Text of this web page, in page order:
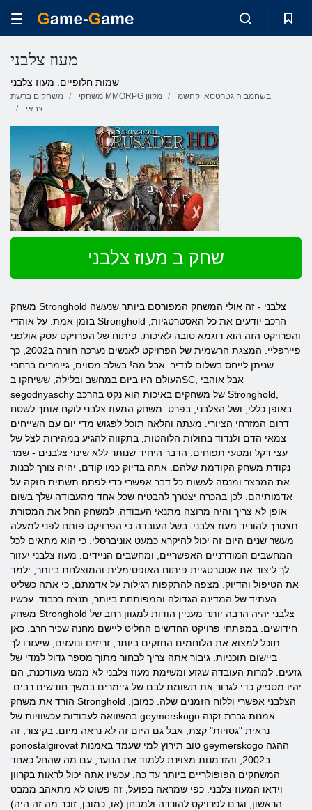
מעוז צלבני
שמות חלופיים: מעוז צלבני
משחקים ברשת משחקי MMORPG מקוון
בשחמב היגטרטסא יקחשמ
צבאי
שחק ב מעוז צלבני
משחק Stronghold צלבני - זה אולי המשחק המפורסם ביותר שנעשה
בזמן אמת. על אוהדי Stronghold הרכב יודעים את כל האסטרטגיות,
והפרויקט הזה הוא דוגמא טובה לאיכות. פיתוח של הפרויקט עסק אולפני
פיירפליי. המצגת הרשמית של הפרויקט לאנשים נערכה חזרה ב2002, כך
שניתן לייחס בשלום לנדיר. אבל מה! בשלב מסוים, גיימרים ברחבי
העולם היו ביום במחשב ובלילה, ששיחקו בSC, אבל אוהבי
segodnyaschy של משחקים באיכות הוא נקט בהרכב Stronghold,
באופן כללי, ושל הצלבני, בפרט. משחק המעוז צלבני לוקח אותך לשטח
דרום המזרחי הציורי. מעתה והלאה תוכל לפגוש מדי יום עם השייחים
צמאי הדם ולנדוד בחולות הלוהטות, בתקווה להגיע במהירות לצל של
עצי דקל ומטעי תפוחים. הדבר היחיד שנותר ללא שינוי צלבנים - שמר
נקודת משחק הקודמת שלהם. אתה בדיוק כמו קודם, יהיה צורך לבנות
את המבצר ומנסה לעשות כל דבר אפשרי כדי לפתח תשתית חזקה על
אדמותיהם. לכן בהכרח יצטרך להבטיח שכל אחד מהעבודה שלך בשום
אופן לא צריך והיה מרוצה מתנאי העבודה. למשחק החל את המסורת
תצטרך להוריד מעוז צלבני. בשל העובדה כי הפרויקט פותח לפני למעלה
מעשר שנים היום זה יכול להיקרא כמעט אוניברסלי. כי הוא מתאים לכל
המחשבים המודרניים האפשריים, ומחשבים הניידים. מעוז צלבני יעזור
לך ליצור את אסטרטגיית פיתוח האופטימלית והמוצלחת ביותר, ילמד
את הטיפול והדיוק. מצפה להתקפות רגילות על אדמתם, כי אתה כשליט
העתיד של המדינה הגדולה והמפותחת ביותר, תנצח בכבוד. עכשיו
משחק Stronghold צלבני יהיה הרבה יותר מעניין הודות למגוון רחב של
חידושים. במפתחי פרויקט החדשים החליט ליישם מחנה שכיר חרב. כאן
תוכל למצוא את הלוחמים החזקים ביותר, זריזים ונועזים, שיעזרו לך
ביישום תוכניות. גיבור אתה צריך לבחור מתוך מספר גדול למדי של
גזעים. למרות העובדה שגזע ומשימת מעוז צלבני לא ממש מעודכנת, הם
יהיו מספיק כדי לגרור את תשומת לבם של גיימרים במשך חודשים רבים.
הורד את משחק Stronghold הצלבני אפשרי וללוח הזמנים שלה. כמובן,
בהשוואה לעבודות עכשוויות של geymerskogo אמנות גברת זקנה
נראית "גסויות" קצת, אבל גם היום זה לא נראה מיום. בקיצור, זה
ponostalgirovat טוב תירוץ למי שעמד באמנות geymerskogo ההגה
ב2002, והזדמנות מצוינת ללמוד את הנוער, עם מה שהחל כאחד
המשחקים הפופולריים ביותר עד כה. עכשיו אתה יכול לראות בקרוון
וידאו המעוז צלבני. כפי שמראה בפועל, זה פשוט לא מתאהב ממבט
הראשון, וגרם לפרויקט להורדה ולמבחן (או, כמובן, זוכר מה זה היה)